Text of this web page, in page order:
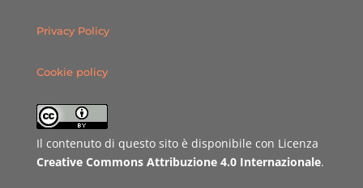
Privacy Policy
Cookie policy
Il contenuto di questo sito è disponibile con Licenza
Creative Commons Attribuzione 4.0 Internazionale.